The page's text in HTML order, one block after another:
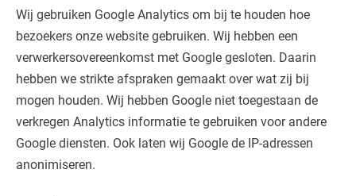
Wij gebruiken Google Analytics om bij te houden hoe
bezoekers onze website gebruiken. Wij hebben een
verwerkersovereenkomst met Google gesloten. Daarin
hebben we strikte afspraken gemaakt over wat zij bij
mogen houden. Wij hebben Google niet toegestaan de
verkregen Analytics informatie te gebruiken voor andere
Google diensten. Ook laten wij Google de IP-adressen
anonimiseren.